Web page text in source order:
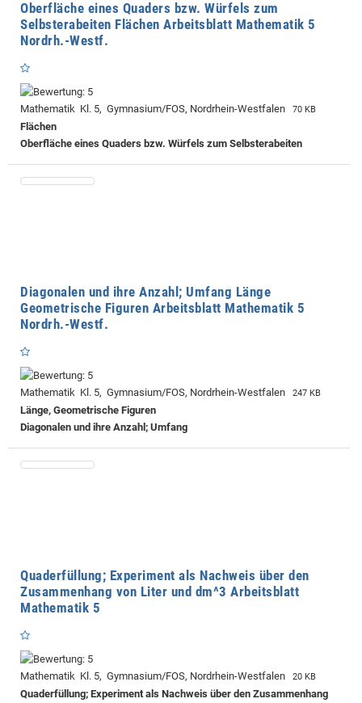
Oberfläche eines Quaders bzw. Würfels zum
Selbsterabeiten Flächen Arbeitsblatt Mathematik 5
Nordrh.-Westf.
Mathematik Kl. 5, Gymnasium/FOS, Nordrhein-Westfalen 70 KB
Flächen
Oberfläche eines Quaders bzw. Würfels zum Selbsterabeiten
Diagonalen und ihre Anzahl; Umfang Länge
Geometrische Figuren Arbeitsblatt Mathematik 5
Nordrh.-Westf.
Mathematik Kl. 5, Gymnasium/FOS, Nordrhein-Westfalen 247 KB
Länge, Geometrische Figuren
Diagonalen und ihre Anzahl; Umfang
Quaderfüllung; Experiment als Nachweis über den
Zusammenhang von Liter und dm^3 Arbeitsblatt
Mathematik 5
Mathematik Kl. 5, Gymnasium/FOS, Nordrhein-Westfalen 20 KB
Quaderfüllung; Experiment als Nachweis über den Zusammenhang